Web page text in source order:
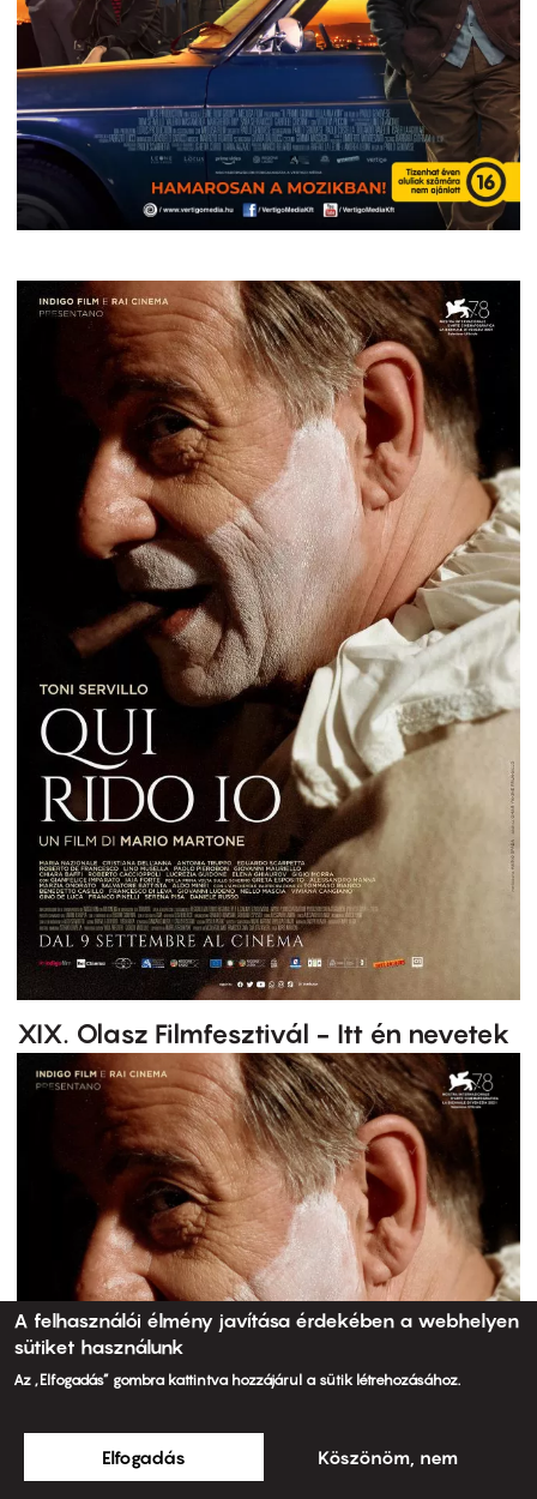
XIX. Olasz Filmfesztivál - Itt én nevetek
A felhasználói élmény javítása érdekében a webhelyen
sütiket használunk
Az „Elfogadás” gombra kattintva hozzájárul a sütik létrehozásához.
Elfogadás Köszönöm, nem